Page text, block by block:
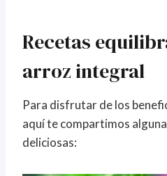
Recetas
arroz integral
Para disfrutar de los
aquí te compartimos
deliciosas: